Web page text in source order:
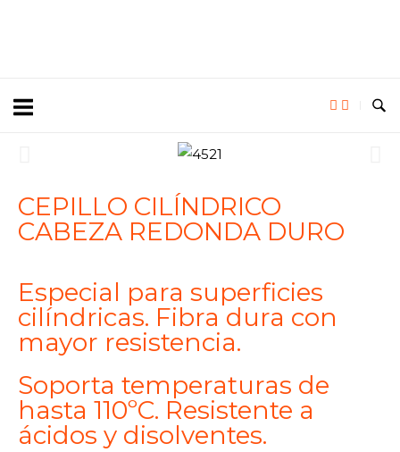
CEPILLO CILÍNDRICO
CABEZA REDONDA DURO
Especial para superficies
cilíndricas. Fibra dura con
mayor resistencia.
Soporta temperaturas de
hasta 110ºC. Resistente a
ácidos y disolventes.